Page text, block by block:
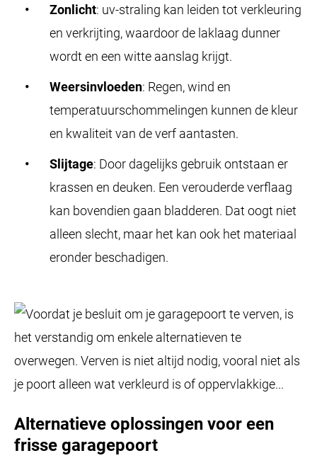
Zonlicht: uv-straling kan leiden tot verkleuring
en verkrijting, waardoor de laklaag dunner
wordt en een witte aanslag krijgt.
Weersinvloeden: Regen, wind en
temperatuurschommelingen kunnen de kleur
en kwaliteit van de verf aantasten.
Slijtage: Door dagelijks gebruik ontstaan er
krassen en deuken. Een verouderde verflaag
kan bovendien gaan bladderen. Dat oogt niet
alleen slecht, maar het kan ook het materiaal
eronder beschadigen.
Alternatieve oplossingen voor een
frisse garagepoort